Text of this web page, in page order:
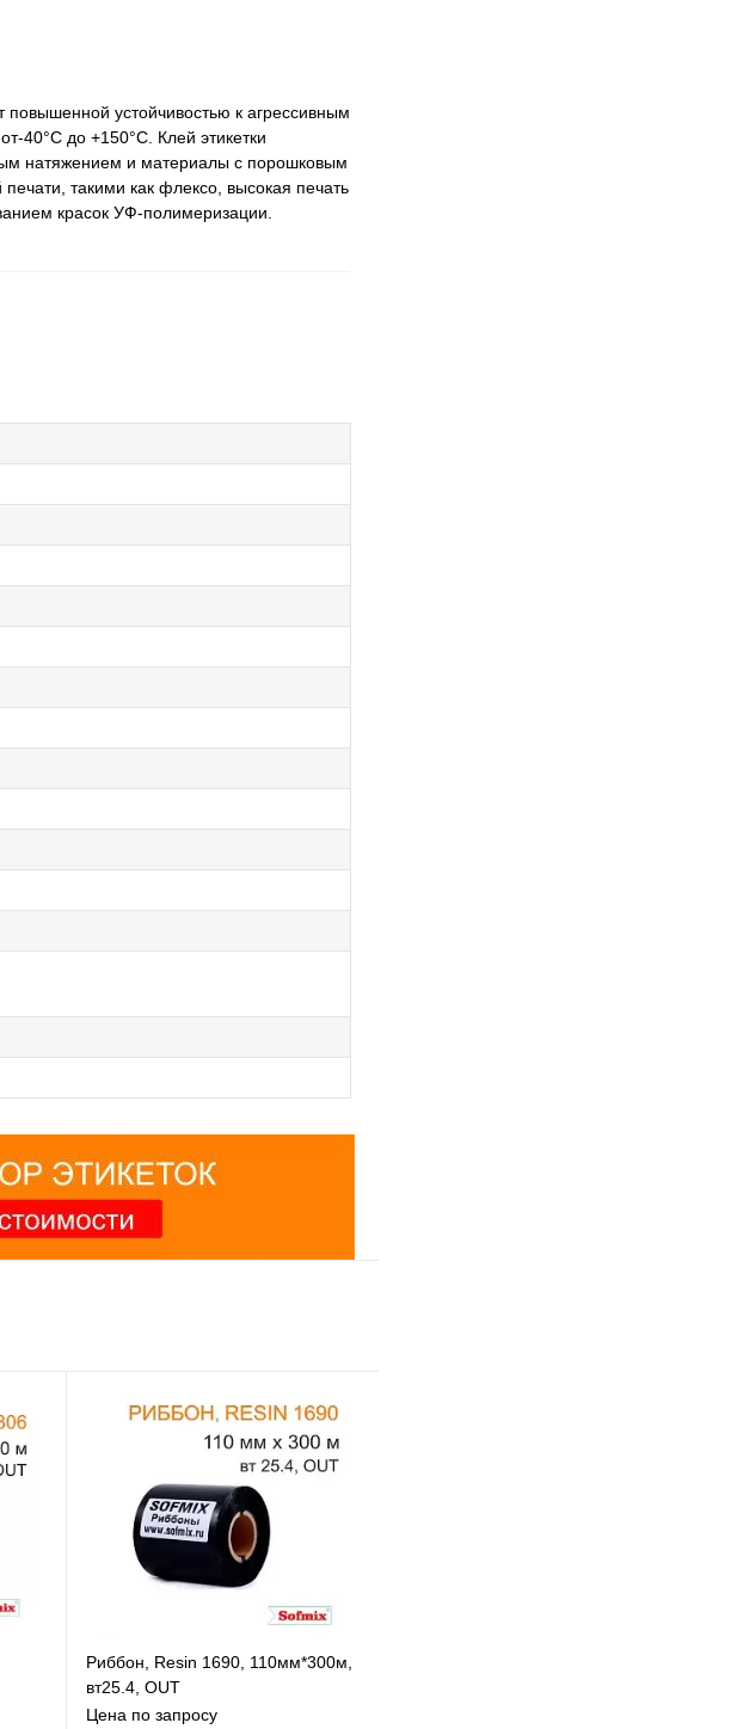
повышенной устойчивостью к агрессивным
40°С до +150°С. Клей этикетки
натяжением и материалы с порошковым
такими как флексо, высокая печать
красок УФ-полимеризации.
Риббон, Resin 1690, 110мм*300м,
вт25.4, OUT
Цена по запросу